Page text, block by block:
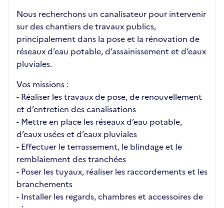
Nous recherchons un canalisateur pour intervenir
sur des chantiers de travaux publics,
principalement dans la pose et la rénovation de
réseaux d’eau potable, d’assainissement et d’eaux
pluviales.
Vos missions :
- Réaliser les travaux de pose, de renouvellement
et d’entretien des canalisations
- Mettre en place les réseaux d’eau potable,
d’eaux usées et d’eaux pluviales
- Effectuer le terrassement, le blindage et le
remblaiement des tranchées
- Poser les tuyaux, réaliser les raccordements et les
branchements
- Installer les regards, chambres et accessoires de